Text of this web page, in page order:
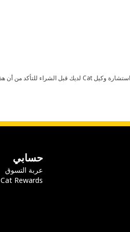
حسابي
عربة التسوق
Cat Rewards